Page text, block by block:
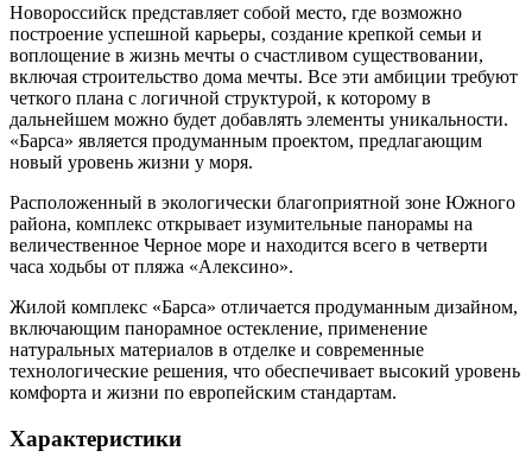
Новороссийск представляет собой место, где возможно
построение успешной карьеры, создание крепкой семьи и
воплощение в жизнь мечты о счастливом существовании,
включая строительство дома мечты. Все эти амбиции требуют
четкого плана с логичной структурой, к которому в
дальнейшем можно будет добавлять элементы уникальности.
«Барса» является продуманным проектом, предлагающим
новый уровень жизни у моря.
Расположенный в экологически благоприятной зоне Южного
района, комплекс открывает изумительные панорамы на
величественное Черное море и находится всего в четверти
часа ходьбы от пляжа «Алексино».
Жилой комплекс «Барса» отличается продуманным дизайном,
включающим панорамное остекление, применение
натуральных материалов в отделке и современные
технологические решения, что обеспечивает высокий уровень
комфорта и жизни по европейским стандартам.
Характеристики